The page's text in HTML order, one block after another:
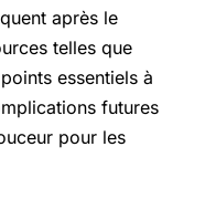
après le
telles que
essentiels à
futures
pour les